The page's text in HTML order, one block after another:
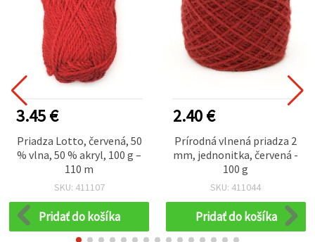
3.45 €
Priadza Lotto, červená, 50
% vlna, 50 % akryl, 100 g –
110 m
SKU: 411107
Pridať do košíka
2.40 €
Prírodná vlnená priadza 2
mm, jednonitka, červená -
100 g
SKU: 411044
Pridať do košíka